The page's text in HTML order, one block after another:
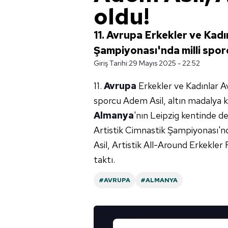
oldu!
11. Avrupa Erkekler ve
Şampiyonası'nda milli
Giriş Tarihi:29 Mayıs 2025 - 22:52
11. Avrupa Erkekler ve Kadınlar
sporcu Adem Asil, altın madalya
Almanya'nın Leipzig kentinde
Artistik Cimnastik
Asil, Artistik All-Around Erkekler
taktı.
#AVRUPA #ALMANYA